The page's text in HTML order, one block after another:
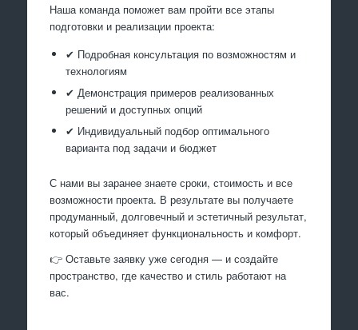
Наша команда поможет вам пройти все этапы
подготовки и реализации проекта:
✔ Подробная консультация по возможностям и
технологиям
✔ Демонстрация примеров реализованных
решений и доступных опций
✔ Индивидуальный подбор оптимального
варианта под задачи и бюджет
С нами вы заранее знаете сроки, стоимость и все
возможности проекта. В результате вы получаете
продуманный, долговечный и эстетичный результат,
который объединяет функциональность и комфорт.
👉 Оставьте заявку уже сегодня — и создайте
пространство, где качество и стиль работают на
вас.